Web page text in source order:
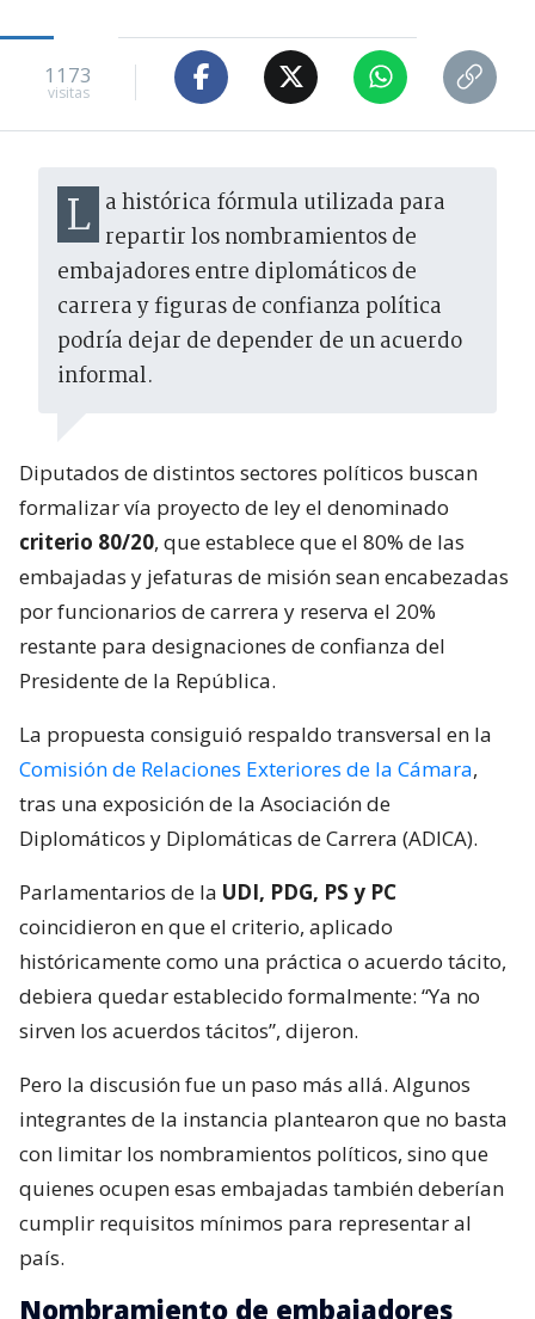
1173
visitas
La histórica fórmula utilizada para repartir los nombramientos de
embajadores entre diplomáticos de
carrera y figuras de confianza política
podría dejar de depender de un acuerdo
informal.
Diputados de distintos sectores políticos buscan
formalizar vía proyecto de ley el denominado
criterio 80/20, que establece que el 80% de las
embajadas y jefaturas de misión sean encabezadas
por funcionarios de carrera y reserva el 20%
restante para designaciones de confianza del
Presidente de la República.
La propuesta consiguió respaldo transversal en la
Comisión de Relaciones Exteriores de la Cámara,
tras una exposición de la Asociación de
Diplomáticos y Diplomáticas de Carrera (ADICA).
Parlamentarios de la UDI, PDG, PS y PC
coincidieron en que el criterio, aplicado
históricamente como una práctica o acuerdo tácito,
debiera quedar establecido formalmente: “Ya no
sirven los acuerdos tácitos”, dijeron.
Pero la discusión fue un paso más allá. Algunos
integrantes de la instancia plantearon que no basta
con limitar los nombramientos políticos, sino que
quienes ocupen esas embajadas también deberían
cumplir requisitos mínimos para representar al
país.
Nombramiento de embajadores